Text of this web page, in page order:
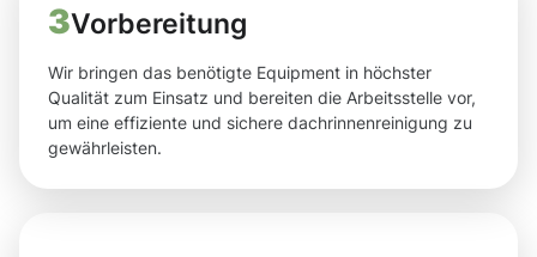
3Vorbereitung
Wir bringen das benötigte Equipment in höchster
Qualität zum Einsatz und bereiten die Arbeitsstelle vor,
um eine effiziente und sichere dachrinnenreinigung zu
gewährleisten.